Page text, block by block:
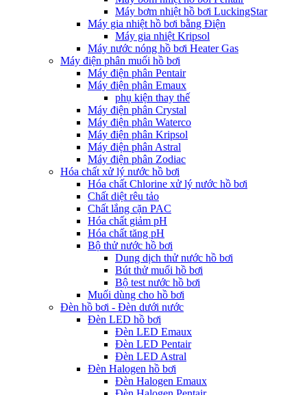
Máy bơm nhiệt hồ bơi LuckingStar
Máy gia nhiệt hồ bơi bằng Điện
Máy gia nhiệt Kripsol
Máy nước nóng hồ bơi Heater Gas
Máy điện phân muối hồ bơi
Máy điện phân Pentair
Máy điện phân Emaux
phụ kiện thay thế
Máy điện phân Crystal
Máy điện phân Waterco
Máy điện phân Kripsol
Máy điện phân Astral
Máy điện phân Zodiac
Hóa chất xử lý nước hồ bơi
Hóa chất Chlorine xử lý nước hồ bơi
Chất diệt rêu tảo
Chất lắng cặn PAC
Hóa chất giảm pH
Hóa chất tăng pH
Bộ thử nước hồ bơi
Dung dịch thử nước hồ bơi
Bút thử muối hồ bơi
Bộ test nước hồ bơi
Muối dùng cho hồ bơi
Đèn hồ bơi - Đèn dưới nước
Đèn LED hồ bơi
Đèn LED Emaux
Đèn LED Pentair
Đèn LED Astral
Đèn Halogen hồ bơi
Đèn Halogen Emaux